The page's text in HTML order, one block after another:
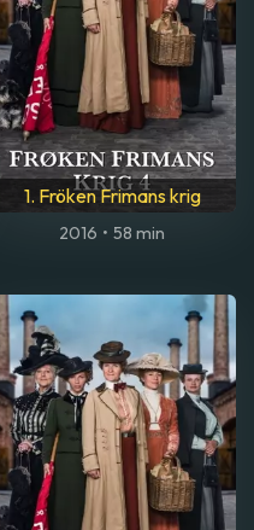
1. Fröken Frimans krig
2016 • 58 min